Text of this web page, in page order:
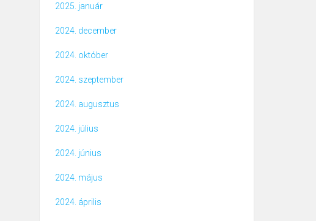
2025. január
2024. december
2024. október
2024. szeptember
2024. augusztus
2024. július
2024. június
2024. május
2024. április